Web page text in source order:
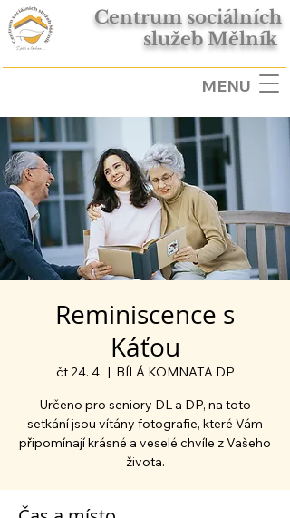
Centrum sociálních
služeb Mělník
MENU
Reminiscence s
Káťou
čt 24. 4.
  |
BÍLÁ KOMNATA DP
Určeno pro seniory DL a DP, na toto
setkání jsou vítány fotografie, které Vám
připomínají krásné a veselé chvíle z Vašeho
života.